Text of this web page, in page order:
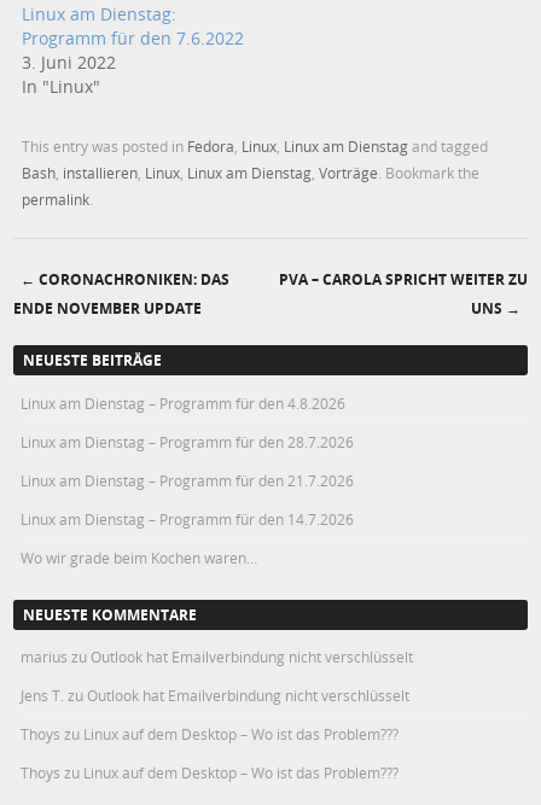
Linux am Dienstag:
Programm für den 7.6.2022
3. Juni 2022
In "Linux"
This entry was posted in Fedora Linux Linux am Dienstagand tagged
Bash installieren Linux Linux am Dienstag ,Vorträge . Bookmark the
permalink
Post navigation
← CORONACHRONIKEN: DAS
ENDE NOVEMBER UPDATE
PVA – CAROLA SPRICHT WEITER ZU
UNS →
NEUESTE BEITRÄGE
Linux am Dienstag – Programm für den 4.8.2026
Linux am Dienstag – Programm für den 28.7.2026
Linux am Dienstag – Programm für den 21.7.2026
Linux am Dienstag – Programm für den 14.7.2026
Wo wir grade beim Kochen waren…
NEUESTE KOMMENTARE
marius zu Outlook hat Emailverbindung nicht verschlüsselt
Jens T. zu Outlook hat Emailverbindung nicht verschlüsselt
Thoys zu Linux auf dem Desktop – Wo ist das Problem???
Thoys zu Linux auf dem Desktop – Wo ist das Problem???